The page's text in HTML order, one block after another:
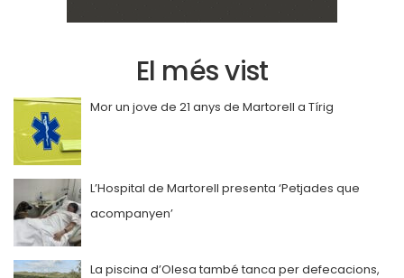
El més vist
Mor un jove de 21 anys de Martorell a Tírig
L’Hospital de Martorell presenta ‘Petjades que
acompanyen’
La piscina d’Olesa també tanca per defecacions,